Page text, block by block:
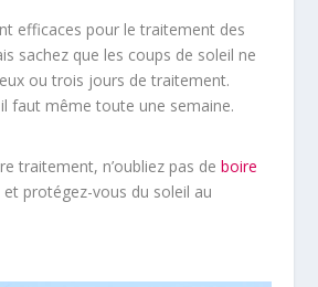
efficaces pour le traitement des
sachez que les coups de soleil ne
ou trois jours de traitement.
faut même toute une semaine.
traitement, n’oubliez pas deboire
et protégez-vous du soleil au